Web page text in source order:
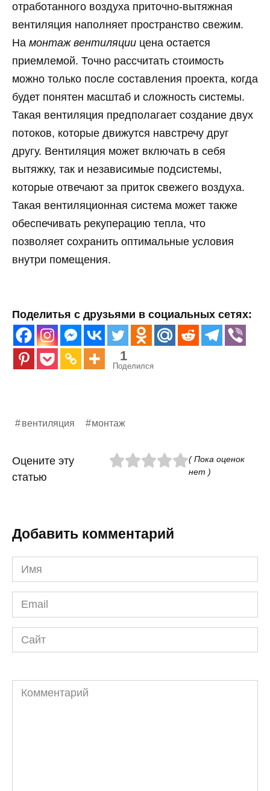
отработанного воздуха приточно-вытяжная
вентиляция наполняет пространство свежим.
На монтаж вентиляции цена остается
приемлемой. Точно рассчитать стоимость
можно только после составления проекта, когда
будет понятен масштаб и сложность системы.
Такая вентиляция предполагает создание двух
потоков, которые движутся навстречу друг
другу. Вентиляция может включать в себя
вытяжку, так и независимые подсистемы,
которые отвечают за приток свежего воздуха.
Такая вентиляционная система может также
обеспечивать рекуперацию тепла, что
позволяет сохранить оптимальные условия
внутри помещения.
Поделитья с друзьями в социальных сетях:
1
Поделился
вентиляция монтаж
Оцените эту
статью
( Пока оценок
нет )
Добавить комментарий
Имя
*
Email
*
Сайт
Комментарий